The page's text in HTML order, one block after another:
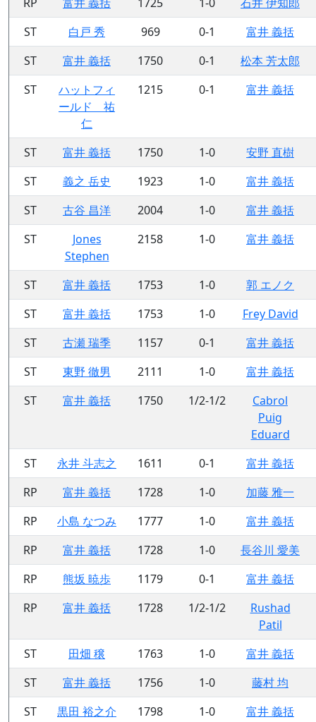
ST
白戸 秀 969 0-1
富井 義括
ST
富井 義括 1750 0-1
松本 芳太郎
ST
ハットフィ
ールド 祐
仁
1215 0-1 富井 義括
ST 富井 義括 1750 1-0
安野 直樹
ST
義之 岳史 1923 1-0
富井 義括
ST
古谷 昌洋 2004 1-0
富井 義括
ST
Jones
Stephen
2158 1-0 富井 義括
ST 富井 義括 1753 1-0
郭 エノク
ST
富井 義括 1753 1-0
Frey David
ST
古瀬 瑞季 1157 0-1
富井 義括
ST
東野 徹男 2111 1-0
富井 義括
ST
富井 義括 1750 1/2-1/2
Cabrol
Puig
Eduard
ST
永井 斗志之 1611 0-1
富井 義括
RP
富井 義括 1728 1-0
加藤 雅一
RP
小島 なつみ 1777 1-0
富井 義括
RP
富井 義括 1728 1-0
長谷川 愛美
RP
熊坂 暁歩 1179 0-1
富井 義括
RP
富井 義括 1728 1/2-1/2
Rushad
Patil
ST
田畑 穣 1763 1-0
富井 義括
ST
富井 義括 1756 1-0
藤村 均
ST
黒田 裕之介 1798 1-0
富井 義括